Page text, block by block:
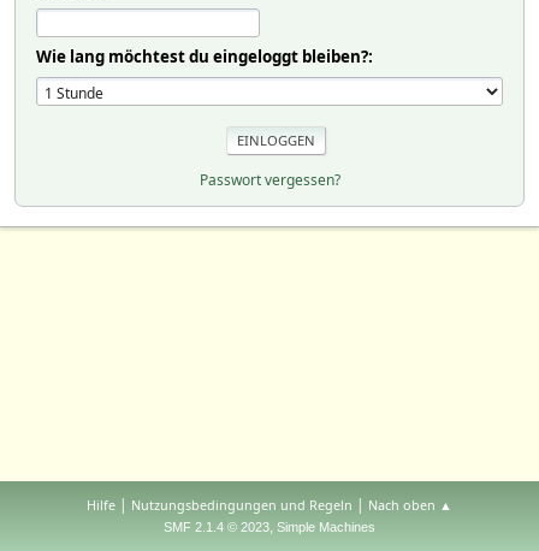
Wie lang möchtest du eingeloggt bleiben?:
Passwort vergessen?
Hilfe | Nutzungsbedingungen und Regeln | Nach oben ▲
SMF 2.1.4 © 2023, Simple Machines